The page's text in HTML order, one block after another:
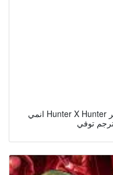
انمي Hunter X Hunter الحلقة 22 مترجم انمي ليك انمي هنتر